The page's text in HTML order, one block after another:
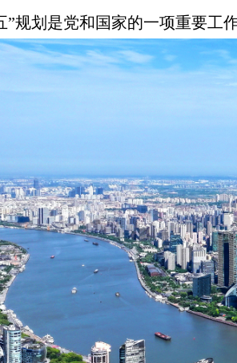
”规划是党和国家的一项重要工